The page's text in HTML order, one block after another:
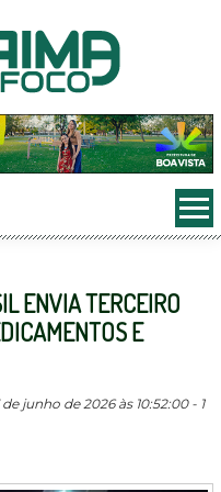
ENVIA TERCEIRO
E
junho de 2026 às 10:52:00 - 1